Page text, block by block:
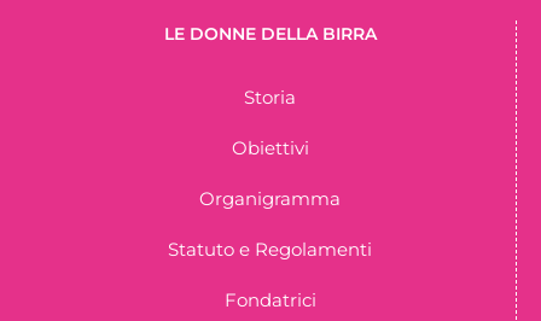
LE DONNE DELLA BIRRA
Storia
Obiettivi
Organigramma
Statuto e Regolamenti
Fondatrici